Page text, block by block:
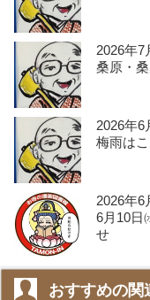
2026年7
桑原・
2026年6
梅雨は
2026年6
6月10日
せ
おすすめの関